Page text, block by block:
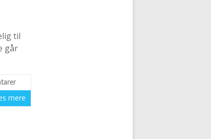
til
går
mere